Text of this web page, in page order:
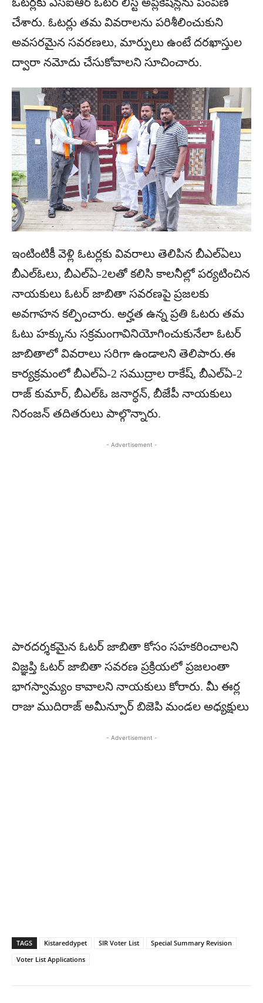
చేశారు. ఓటర్లు తమ వివరాలను పరిశీలించుకుని
అవసరమైన సవరణలు, మార్పులు ఉంటే దరఖాస్తుల
ద్వారా నమోదు చేసుకోవాలని సూచించారు.
ఇంటింటికీ వెళ్లి ఓటర్లకు వివరాలు తెలిపిన బీఎల్ఏలు
బీఎల్ఓలు, బీఎల్ఏ-2లతో కలిసి కాలనీల్లో పర్యటించిన
నాయకులు ఓటర్ జాబితా సవరణపై ప్రజలకు
అవగాహన కల్పించారు. అర్హత ఉన్న ప్రతి ఓటరు తమ
ఓటు హక్కును సక్రమంగావినియోగించుకునేలా ఓటర్
జాబితాలో వివరాలు సరిగా ఉండాలని తెలిపారు.ఈ
కార్యక్రమంలో బీఎల్ఏ-2 సముద్రాల రాకేష్, బీఎల్ఏ-2
రాజ్ కుమార్, బీఎల్ఓ జనార్ధన్, బీజేపీ నాయకులు
నిరంజన్ తదితరులు పాల్గొన్నారు.
- Advertisement -
పారదర్శకమైన ఓటర్ జాబితా కోసం సహకరించాలని
విజ్ఞప్తి ఓటర్ జాబితా సవరణ ప్రక్రియలో ప్రజలంతా
భాగస్వామ్యం కావాలని నాయకులు కోరారు. మీ ఈర్ల
రాజు ముదిరాజ్ అమీన్పూర్ బిజెపి మండల అధ్యక్షులు
- Advertisement -
TAGS Kistareddypet SIR Voter List
Special Summary Revision
Voter List Applications